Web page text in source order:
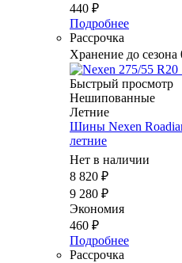
440 ₽
Подробнее
Рассрочка
Хранение до сезона
Быстрый просмотр
Нешипованные
Летние
Шины Nexen
летние
Нет в наличии
8 820 ₽
9 280 ₽
Экономия
460 ₽
Подробнее
Рассрочка